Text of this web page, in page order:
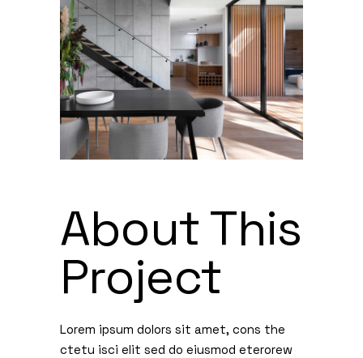
About This
Project
Lorem ipsum dolors sit amet, cons the
ctetu isci elit sed do eiusmod eterorew